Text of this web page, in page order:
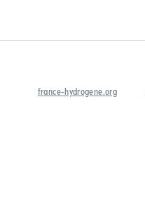
france-hydrogene.org